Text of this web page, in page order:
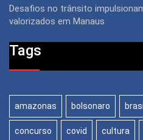
Desafios no trânsito
valorizados em Manaus
Tags
amazonas bolsonaro
concurso covid cultura